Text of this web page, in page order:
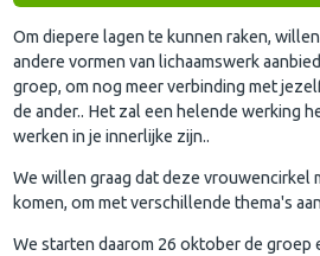
Om diepere lagen te kunnen raken,
andere vormen van lichaamswerk
groep, om nog meer verbinding met
de ander.. Het zal een helende werking
werken in je innerlijke zijn..
We willen graag dat deze vrouwencirkel
komen, om met verschillende thema's
We starten daarom 26 oktober de groep